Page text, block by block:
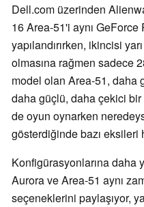
Dell.com üzerinden
16 Area-51'i aynı
yapılandırırken, ikincisi
olmasına rağmen sadece
model olan Area-51, daha
daha güçlü, daha çekici
de oyun oynarken
gösterdiğinde bazı eksileri
Konfigürasyonlarına daha
Aurora ve Area-51 aynı
seçeneklerini paylaşıyor,